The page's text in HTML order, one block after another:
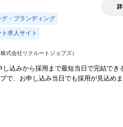
・ブランディング
求人サイト
株式会社リクルートジョブズ）
し込みから採用まで最短当日で完結でき
で、お申し込み当日でも採用が見込めま